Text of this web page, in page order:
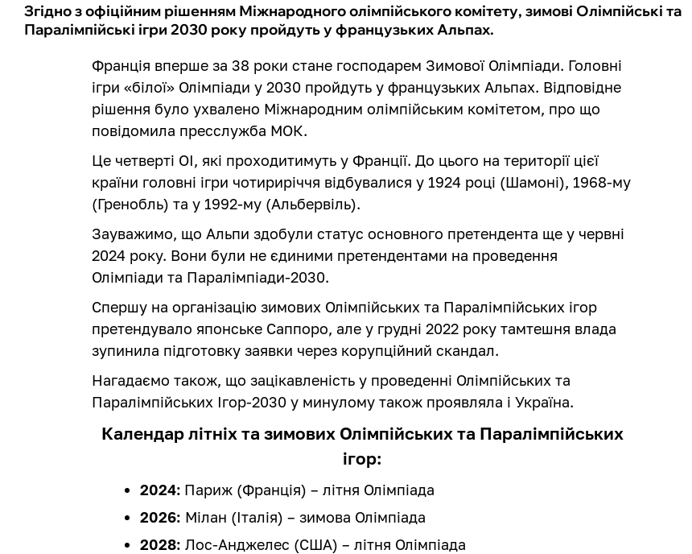
Згідно з офіційним рішенням Міжнародного олімпійського комітету, зимові Олімпійські та
Паралімпійські ігри 2030 року пройдуть у французьких Альпах.
Франція вперше за 38 роки стане господарем Зимової Олімпіади. Головні
ігри «білої» Олімпіади у 2030 пройдуть у французьких Альпах. Відповідне
рішення було ухвалено Міжнародним олімпійським комітетом, про що
повідомила пресслужба МОК.
Це четверті ОІ, які проходитимуть у Франції. До цього на території цієї
країни головні ігри чотириріччя відбувалися у 1924 році (Шамоні), 1968-му
(Гренобль) та у 1992-му (Альбервіль).
Зауважимо, що Альпи здобули статус основного претендента ще у червні
2024 року. Вони були не єдиними претендентами на проведення
Олімпіади та Паралімпіади-2030.
Спершу на організацію зимових Олімпійських та Паралімпійських ігор
претендувало японське Саппоро, але у грудні 2022 року тамтешня влада
зупинила підготовку заявки через корупційний скандал.
Нагадаємо також, що зацікавленість у проведенні Олімпійських та
Паралімпійських Ігор-2030 у минулому також проявляла і Україна.
Календар літніх та зимових Олімпійських та Паралімпійських
ігор:
2024: Париж (Франція) – літня Олімпіада
2026: Мілан (Італія) – зимова Олімпіада
2028: Лос-Анджелес (США) – літня Олімпіада